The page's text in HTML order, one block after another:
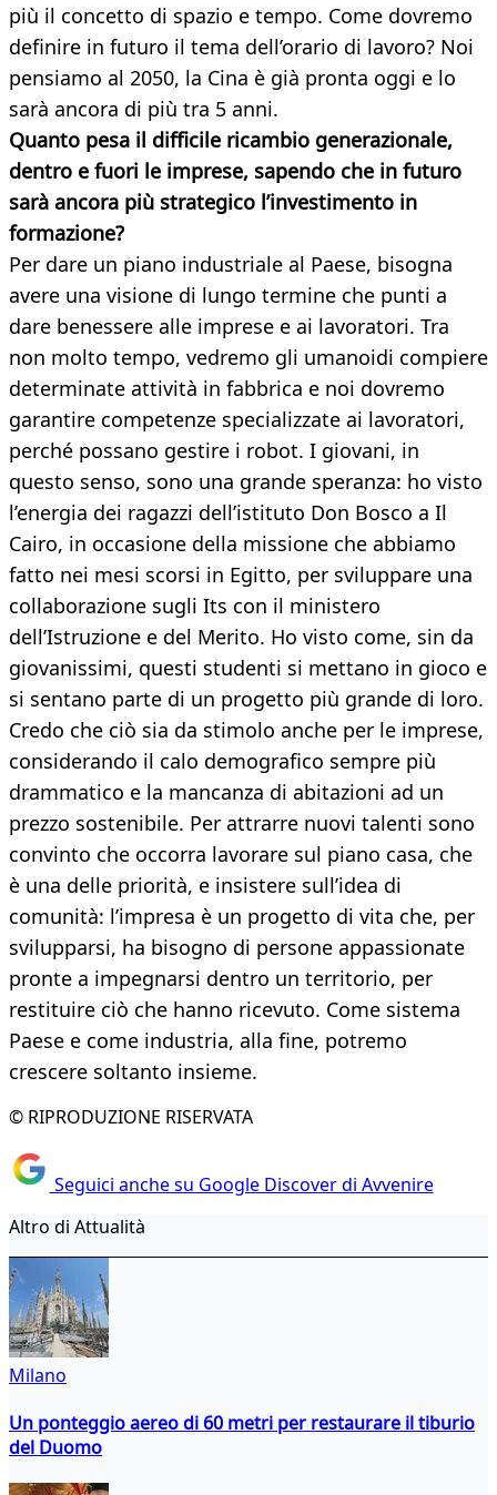
più il concetto di spazio e tempo. Come dovremo
definire in futuro il tema dell’orario di lavoro? Noi
pensiamo al 2050, la Cina è già pronta oggi e lo
sarà ancora di più tra 5 anni.
Quanto pesa il difficile ricambio generazionale,
dentro e fuori le imprese, sapendo che in futuro
sarà ancora più strategico l’investimento in
formazione?
Per dare un piano industriale al Paese, bisogna
avere una visione di lungo termine che punti a
dare benessere alle imprese e ai lavoratori. Tra
non molto tempo, vedremo gli umanoidi compiere
determinate attività in fabbrica e noi dovremo
garantire competenze specializzate ai lavoratori,
perché possano gestire i robot. I giovani, in
questo senso, sono una grande speranza: ho visto
l’energia dei ragazzi dell’istituto Don Bosco a Il
Cairo, in occasione della missione che abbiamo
fatto nei mesi scorsi in Egitto, per sviluppare una
collaborazione sugli Its con il ministero
dell’Istruzione e del Merito. Ho visto come, sin da
giovanissimi, questi studenti si mettano in gioco e
si sentano parte di un progetto più grande di loro.
Credo che ciò sia da stimolo anche per le imprese,
considerando il calo demografico sempre più
drammatico e la mancanza di abitazioni ad un
prezzo sostenibile. Per attrarre nuovi talenti sono
convinto che occorra lavorare sul piano casa, che
è una delle priorità, e insistere sull’idea di
comunità: l’impresa è un progetto di vita che, per
svilupparsi, ha bisogno di persone appassionate
pronte a impegnarsi dentro un territorio, per
restituire ciò che hanno ricevuto. Come sistema
Paese e come industria, alla fine, potremo
crescere soltanto insieme.
© RIPRODUZIONE RISERVATA
Seguici anche su Google Discover di Avvenire
Altro di Attualità
Milano
Un ponteggio aereo di 60 metri per restaurare il tiburio
del Duomo